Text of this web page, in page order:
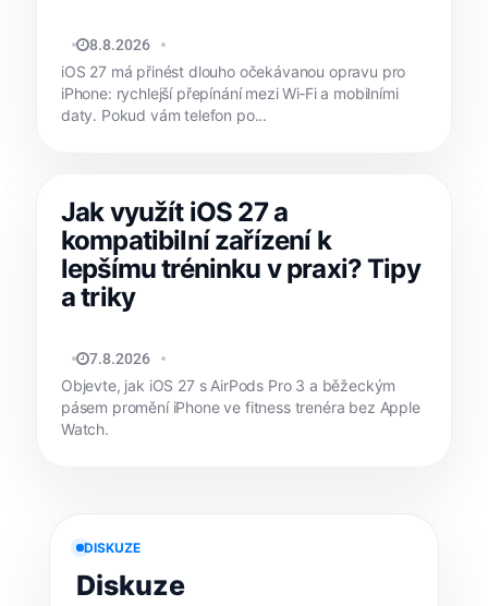
JAN HOLEŠ
8.8.2026
iOS 27 má přinést dlouho očekávanou opravu pro
iPhone: rychlejší přepínání mezi Wi‑Fi a mobilními
daty. Pokud vám telefon po...
Jak využít iOS 27 a
kompatibilní zařízení k
lepšímu tréninku v praxi? Tipy
a triky
MATYÁŠ KOZÁK
7.8.2026
Objevte, jak iOS 27 s AirPods Pro 3 a běžeckým
pásem promění iPhone ve fitness trenéra bez Apple
Watch.
DISKUZE
Diskuze